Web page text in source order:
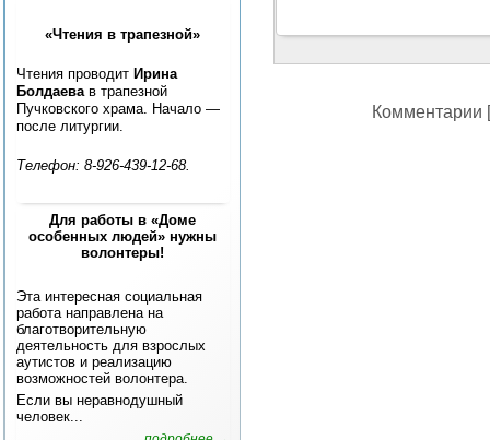
«Чтения в трапезной»
Чтения проводит Ирина
Болдаева в трапезной
Пучковского храма. Начало —
после литургии.
Телефон: 8-926-439-12-68.
Для работы в «Доме
особенных людей» нужны
волонтеры!
Эта интересная социальная
работа направлена на
благотворительную
деятельность для взрослых
аутистов и реализацию
возможностей волонтера.
Если вы неравнодушный
человек...
Комментарии